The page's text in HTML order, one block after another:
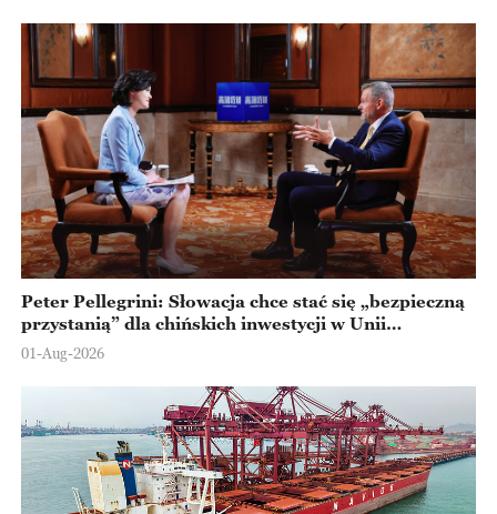
Peter Pellegrini: Słowacja chce stać się „bezpieczną
przystanią” dla chińskich inwestycji w Unii
Europejskiej
01-Aug-2026